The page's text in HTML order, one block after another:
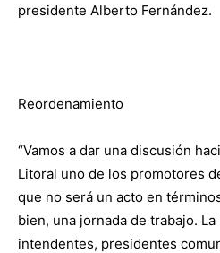
presidente Alberto Fernández.
Reordenamiento
“Vamos a dar una discusión
Litoral uno de los promotores
que no será un acto en
bien, una jornada de trabajo.
intendentes, presidentes